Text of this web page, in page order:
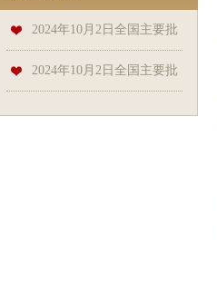
2024年10月2日全国主要批
发市场鸭梨价格行情
2024年10月2日全国主要批